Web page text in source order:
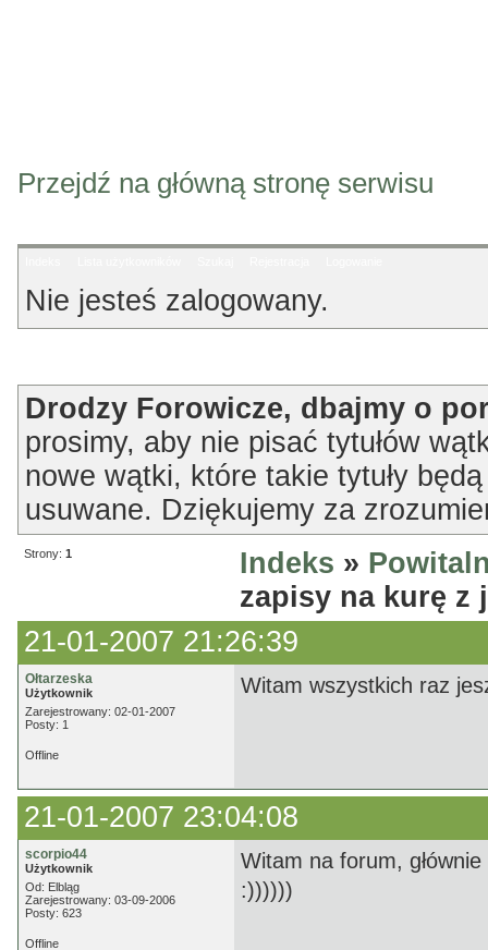
Przejdź na główną stronę serwisu
Nie jesteś zalogowany.
Drodzy Forowicze, dbajmy o
prosimy, aby nie pisać tytułów
nowe wątki, które takie tytuły
usuwane. Dziękujemy za
Strony: 1 Indeks »
zapisy na kurę z
21-01-2007 21:26:39
Ołtarzeska
Użytkownik
Zarejestrowany: 02-01-2007
Posty: 1
Witam wszystkich raz
Offline
21-01-2007 23:04:08
scorpio44
Użytkownik
Od: Elbląg
Zarejestrowany: 03-09-2006
Posty: 623
Witam na forum,
:))))))
Offline